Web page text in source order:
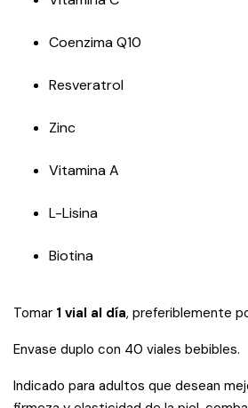
Coenzima Q10
Resveratrol
Zinc
Vitamina A
L-Lisina
Biotina
Tomar 1 vial al día, preferiblemente
Envase duplo con 40 viales bebibles.
Indicado para adultos que desean